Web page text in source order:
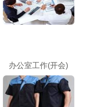
办公室工作(开会)